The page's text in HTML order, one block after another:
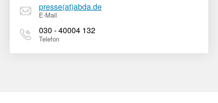
presse(at)abda.de
E-Mail
030 - 40004 132
Telefon